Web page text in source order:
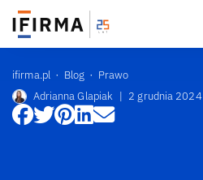
ifirma.pl Blog
Prawo
Adrianna Glapiak | 2 grudnia 2024